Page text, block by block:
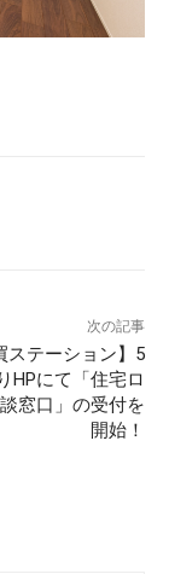
次の記事
ステーション】5
HPにて「住宅ロ
窓口」の受付を
開始！